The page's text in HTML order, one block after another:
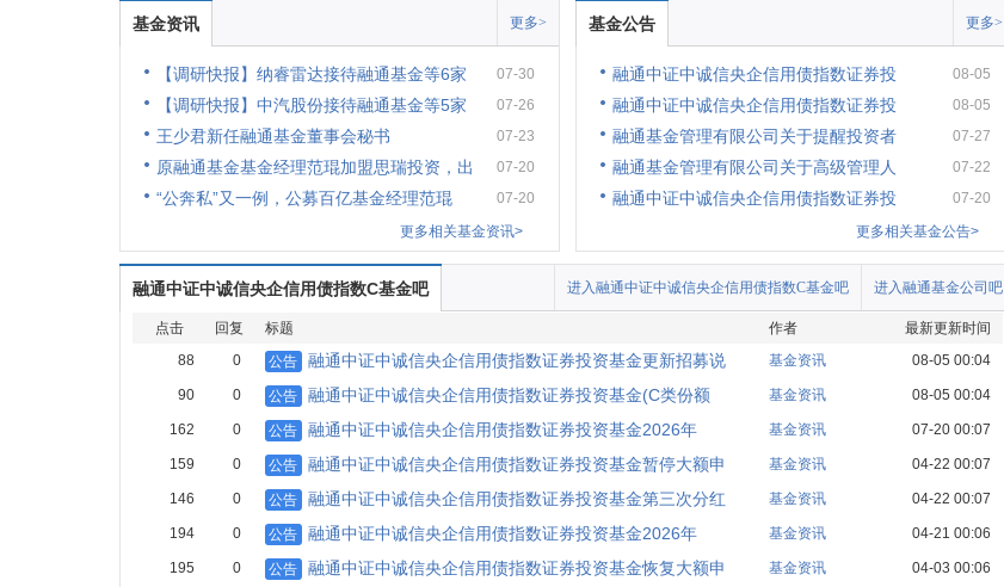
基金资讯 更多>
【调研快报】纳睿雷达接待融通基金等6家 07-30
【调研快报】中汽股份接待融通基金等5家 07-26
王少君新任融通基金董事会秘书 07-23
原融通基金基金经理范琨加盟思瑞投资，出 07-20
“公奔私”又一例，公募百亿基金经理范琨
07-20
更多相关基金资讯>
基金公告 更多>
融通中证中诚信央企信用债指数证券投 08-05
融通中证中诚信央企信用债指数证券投 08-05
融通基金管理有限公司关于提醒投资者 07-27
融通基金管理有限公司关于高级管理人 07-22
融通中证中诚信央企信用债指数证券投
07-20
更多相关基金公告>
融通中证中诚信央企信用债指数C基金吧 进入融通基金公司吧
进入融通中证中诚信央企信用债指数C基金吧
点击 回复 标题 作者
最新更新时间
88
0 公告 融通中证中诚信央企信用债指数证券投资基金更新招募说 基金资讯 08-05 00:04
90 0 公告 融通中证中诚信央企信用债指数证券投资基金(C类份额 基金资讯 08-05 00:04
162 0 公告 融通中证中诚信央企信用债指数证券投资基金2026年 基金资讯 07-20 00:07
159 0 公告 融通中证中诚信央企信用债指数证券投资基金暂停大额申 基金资讯 04-22 00:07
146 0 公告 融通中证中诚信央企信用债指数证券投资基金第三次分红 基金资讯 04-22 00:07
194 0 公告 融通中证中诚信央企信用债指数证券投资基金2026年 基金资讯 04-21 00:06
195 0 公告 融通中证中诚信央企信用债指数证券投资基金恢复大额申 基金资讯 04-03 00:06